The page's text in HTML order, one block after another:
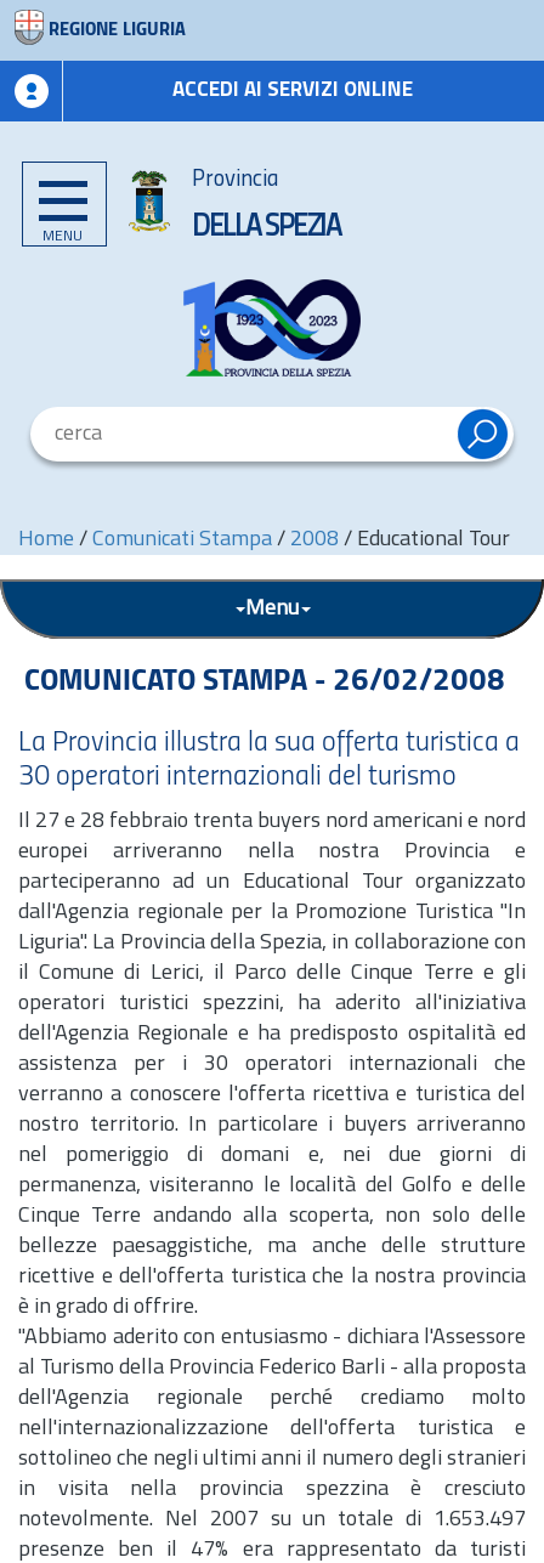
REGIONE LIGURIA
ACCEDI AI SERVIZI ONLINE
MENU
Provincia
DELLA SPEZIA
Home / Comunicati Stampa / 2008 / Educational Tour
Menu
COMUNICATO STAMPA - 26/02/2008
La Provincia illustra la sua offerta turistica a
30 operatori internazionali del turismo
Il 27 e 28 febbraio trenta buyers nord americani e nord
europei arriveranno nella nostra Provincia e
parteciperanno ad un Educational Tour organizzato
dall'Agenzia regionale per la Promozione Turistica "In
Liguria". La Provincia della Spezia, in collaborazione con
il Comune di Lerici, il Parco delle Cinque Terre e gli
operatori turistici spezzini, ha aderito all'iniziativa
dell'Agenzia Regionale e ha predisposto ospitalità ed
assistenza per i 30 operatori internazionali che
verranno a conoscere l'offerta ricettiva e turistica del
nostro territorio. In particolare i buyers arriveranno
nel pomeriggio di domani e, nei due giorni di
permanenza, visiteranno le località del Golfo e delle
Cinque Terre andando alla scoperta, non solo delle
bellezze paesaggistiche, ma anche delle strutture
ricettive e dell'offerta turistica che la nostra provincia
è in grado di offrire.
"Abbiamo aderito con entusiasmo - dichiara l'Assessore
al Turismo della Provincia Federico Barli - alla proposta
dell'Agenzia regionale perché crediamo molto
nell'internazionalizzazione dell'offerta turistica e
sottolineo che negli ultimi anni il numero degli stranieri
in visita nella provincia spezzina è cresciuto
notevolmente. Nel 2007 su un totale di 1.653.497
presenze ben il 47% era rappresentato da turisti